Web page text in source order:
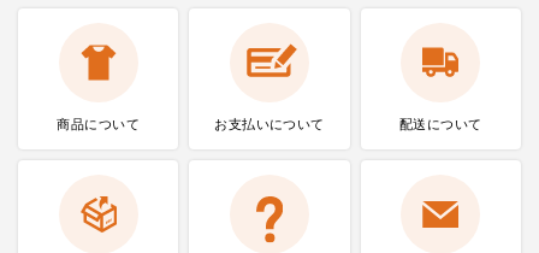
商品について お支払いについて 配送について